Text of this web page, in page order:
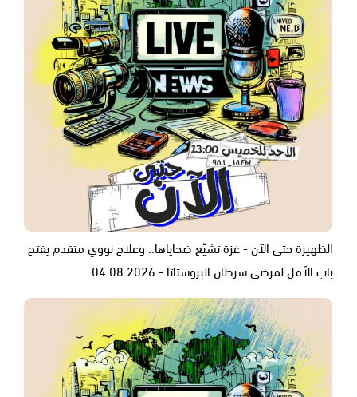
الظهيرة حتى الآن - غزة تشيّع ضحاياها.. وعلاج نووي متقدم يفتح
باب الأمل لمرضى سرطان البروستاتا - 04.08.2026